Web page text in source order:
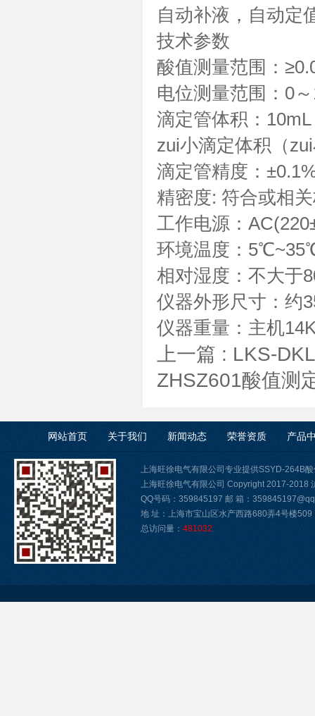
自动补液，自动定
技术参数
酸值测量范围：
电位测量范围：0
滴定管体积：10mL
zui小滴定体积（
滴定管精度：
精密度: 符合或相
工作电源：
环境温度：
相对湿度：不大于
仪器外形尺寸：约
仪器重量：主机
上一篇 : LKS-
ZHSZ601酸值测
网站首页 关于我们 新闻动态 荣誉资质 产品
上海旺徐电气有限公司专业提供SSYD-264B
上海旺徐电气有限公司 Copyright 2017-2018
QQ号码：359845197 邮 箱：
地 址：上海市宝山区水产西路680弄4号楼509
总访问量： 481032